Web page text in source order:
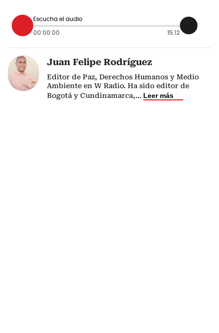
Escucha el audio
00:00:00 15:12
Juan Felipe Rodríguez
Editor de Paz, Derechos Humanos y Medio
Ambiente en W Radio. Ha sido editor de
Bogotá y Cundinamarca,... Leer más